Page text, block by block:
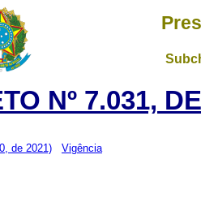
Nº 7.031,
de 2021) Vigência